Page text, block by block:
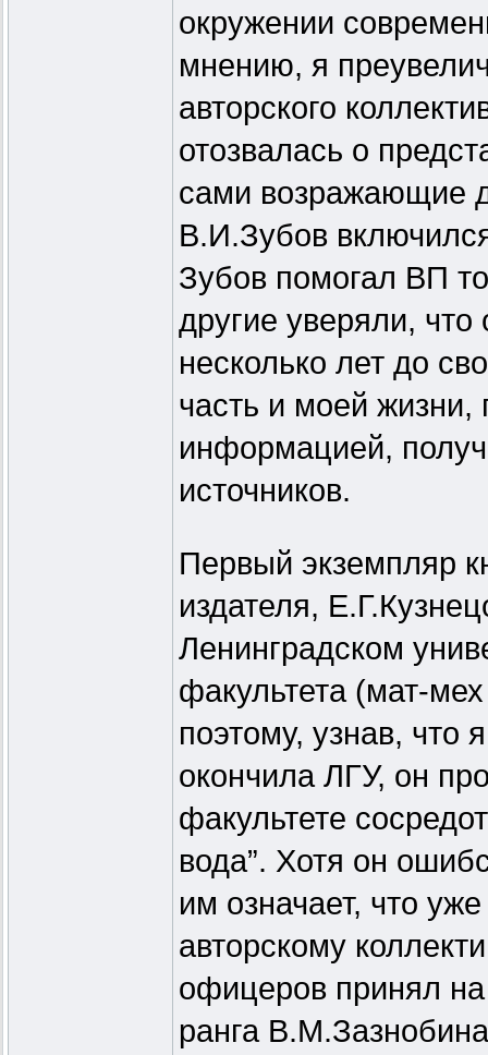
окружении
мнению, я
авторского
отозвалась о
сами возражающие
В.И.Зубов
Зубов помогал ВП
другие уверяли,
несколько лет до
часть и моей жизни,
информацией,
источников.
Первый экземпляр
издателя,
Ленинградском
факультета (мат-
поэтому, узнав, что
окончила ЛГУ, он
факультете
вода”. Хотя он
им означает, что
авторскому
офицеров принял на
ранга